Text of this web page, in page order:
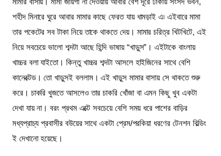
শহীদ মিনারে ঘুরে আবার মামার কাছে ফেরত যায় ধামড়াই এ৷ এইবারে মামা
তার পকেটের সব টাকা নিয়ে তাকে থাকতে দেয়। মামার চরিত্র খিটখিটে, এই
নিয়ে সবচেয়ে ভালো শব্দটা আছে হিন্দি ভাষায় “খাড়ুস”। এইটাকে বাংলায়
খাচ্চর বলা যাইতো। কিন্তু খাচ্চর শব্দটা আসলে হাইজিনের সাথে বেশি
কানেক্টেড। তো খাড়ুসই বললাম। এই খাড়ুস মামার বাসায় সে থাকতে শুরু
করে। চাকরি খুজতে আসলেও তার চাকরি খোঁজা বা এমন কিছু খুব একটা
দেখা যায় না। বরং প্রথম এক্টে সবচেয়ে বেশি সময় ধরে পাশের বাড়ির
মধ্যপ্রাচ্য প্রবাসীর বউয়ের সাথে একটা প্রেম/পরকিয়া ধরণের টেনশন বিল্ডিং
ই দেখানো হয়েছে।